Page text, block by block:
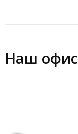
Наш офис